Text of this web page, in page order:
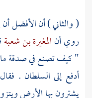
( والثاني ) أن الأفضل أن
روي أنالمغيرة بن شعبة
" كيف تصنع في صدقة
أدفع إلى السلطان .
يشترون بها الأرض